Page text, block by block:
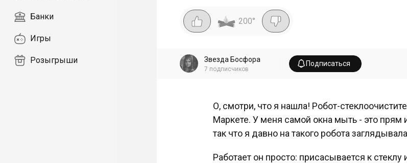
Банки
Игры
Розыгрыши
200°
Звезда Босфора
7 подписчиков
Подписаться
О, смотри, что я нашла! Робот-
Маркете. У меня самой окна мыть - это
так что я давно на такого робота
Работает он просто: присасывается к